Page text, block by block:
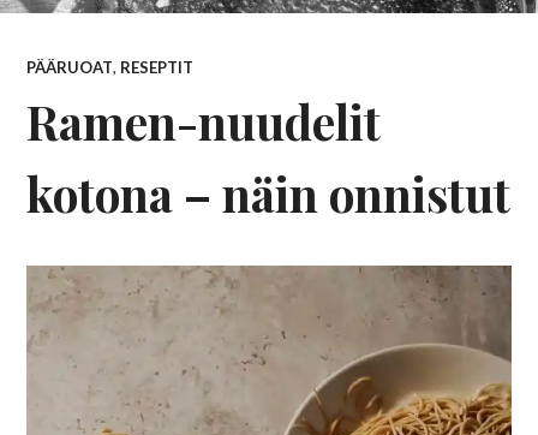
PÄÄRUOAT, RESEPTIT
Ramen-nuudelit
kotona – näin onnistut